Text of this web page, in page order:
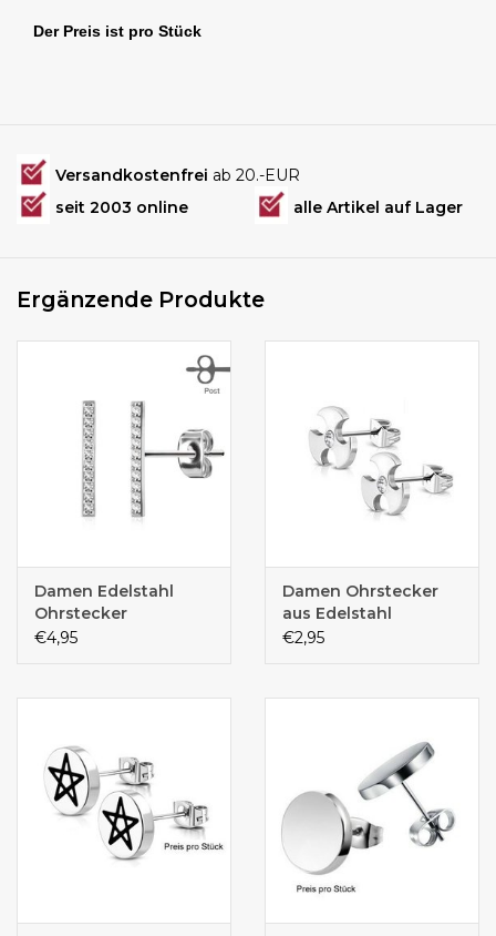
Der Preis ist pro Stück
Versandkostenfrei ab 20.-EUR
seit 2003 online
alle Artikel auf Lager
Ergänzende Produkte
Damen Edelstahl
Ohrstecker
€4,95
Damen Ohrstecker
aus Edelstahl
€2,95